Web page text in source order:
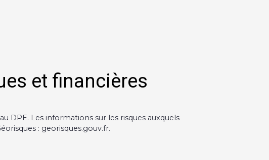
et financières
DPE. Les informations sur les risques auxquels
: georisques.gouv.fr.